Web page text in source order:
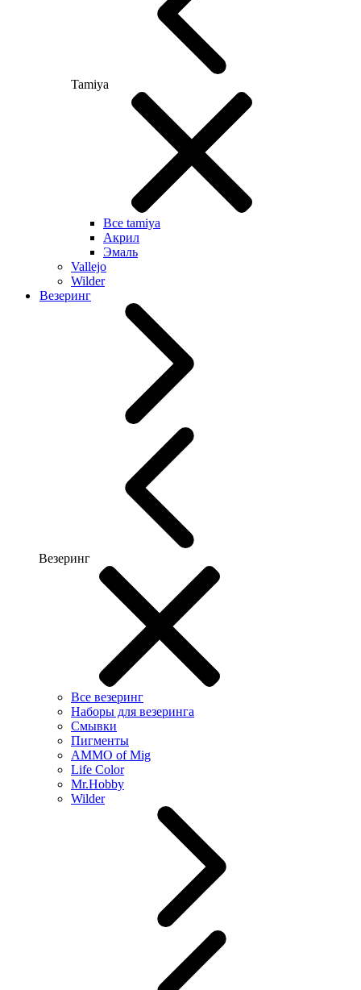
Tamiya
Все tamiya
Акрил
Эмаль
Vallejo
Wilder
Везеринг
Везеринг
Все везеринг
Наборы для везеринга
Смывки
Пигменты
AMMO of Mig
Life Color
Mr.Hobby
Wilder